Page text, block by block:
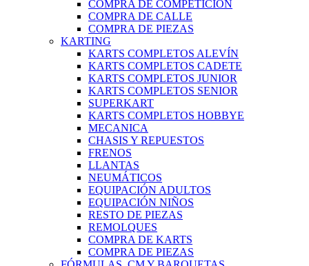
COMPRA DE COMPETICIÓN
COMPRA DE CALLE
COMPRA DE PIEZAS
KARTING
KARTS COMPLETOS ALEVÍN
KARTS COMPLETOS CADETE
KARTS COMPLETOS JUNIOR
KARTS COMPLETOS SENIOR
SUPERKART
KARTS COMPLETOS HOBBYE
MECANICA
CHASIS Y REPUESTOS
FRENOS
LLANTAS
NEUMÁTICOS
EQUIPACIÓN ADULTOS
EQUIPACIÓN NIÑOS
RESTO DE PIEZAS
REMOLQUES
COMPRA DE KARTS
COMPRA DE PIEZAS